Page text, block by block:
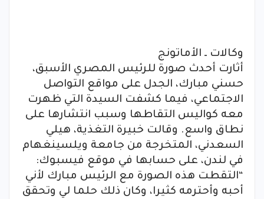
وكالات ـ الأماتونج
أثارت أحدث صورة للرئيس المصري الأسبق،
حسني مبارك، الجدل على مواقع التواصل
الاجتماعي، فيما كشفت السيدة التي ظهرت
معه كواليس التقاطها وسبب انتشارها على
نطاق واسع. وقالت خبيرة التغذية، هيلي
السعدني، المتخرجة من جامعة ويلسينغهام
في لندن، على حسابها في موقع فيسبوك:
“التقطت هذه الصورة مع الرئيس مبارك لأني
أحبه وأحترمه كثيرا، وكان ذلك حلما لي وتحقق